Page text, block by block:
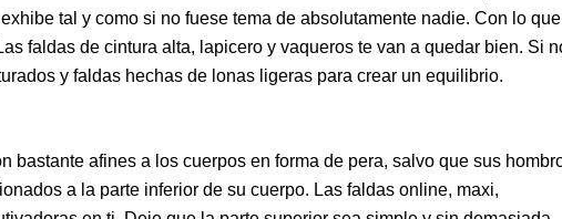
tal y como si no fuese tema de absolutamente nadie. Con lo
faldas de cintura alta, lapicero y vaqueros te van a quedar bien. Si
y faldas hechas de lonas ligeras para crear un equilibrio.
bastante afines a los cuerpos en forma de pera, salvo que sus
a la parte inferior de su cuerpo. Las faldas online, maxi,